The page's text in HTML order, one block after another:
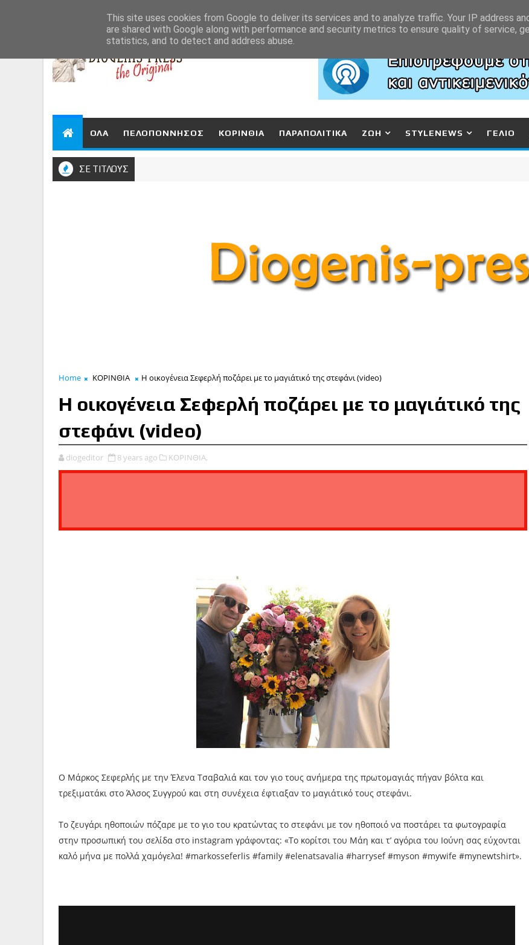
ΟΛΑ ΠΕΛΟΠΟΝΝΗΣΟΣ ΚΟΡΙΝΘΙΑ ΠΑΡΑΠΟΛΙΤΙΚΑ ΖΩΗ STYLENEWS ΓΕΛΙΟ
ΣΕ ΤΙΤΛΟΥΣ
Home ΚΟΡΙΝΘΙΑ Η οικογένεια Σεφερλή ποζάρει με το μαγιάτικό της στεφάνι (video)
Η οικογένεια Σεφερλή ποζάρει με το μαγιάτικό της
στεφάνι (video)
diogeditor 8 years ago ΚΟΡΙΝΘΙΑ,
Ο Μάρκος Σεφερλής με την Έλενα Τσαβαλιά και τον γιο τους ανήμερα της πρωτομαγιάς πήγαν βόλτα και
τρεξιματάκι στο Άλσος Συγγρού και στη συνέχεια έφτιαξαν το μαγιάτικό τους στεφάνι.
Το ζευγάρι ηθοποιών πόζαρε με το γιο του κρατώντας το στεφάνι με τον ηθοποιό να ποστάρει τα φωτογραφία
στην προσωπική του σελίδα στο instagram γράφοντας: «Το κορίτσι του Μάη και τ’ αγόρια του Ιούνη σας εύχονται
καλό μήνα με πολλά χαμόγελα! #markosseferlis #family #elenatsavalia #harrysef #myson #mywife #mynewtshirt».
This site uses cookies from Google to deliver its services and to analyze traffic. Your IP address
are shared with Google along with performance and security metrics to ensure quality of service,
statistics, and to detect and address abuse.